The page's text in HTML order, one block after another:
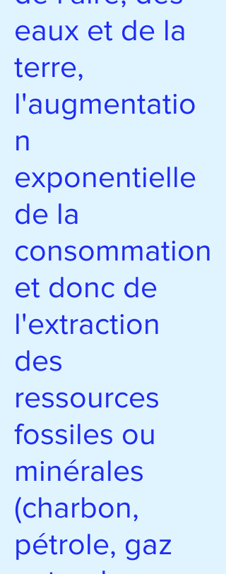
eaux et de la
terre,
l'augmentatio
n
exponentielle
de la
consommation
et donc de
l'extraction
des
ressources
fossiles ou
minérales
(charbon,
pétrole, gaz